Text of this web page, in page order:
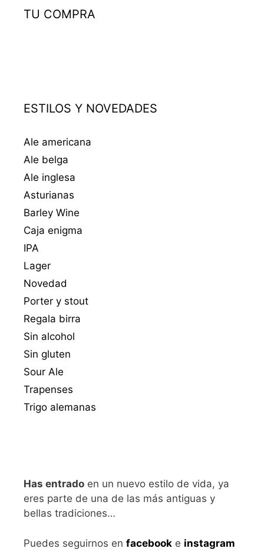
TU COMPRA
ESTILOS Y NOVEDADES
Ale americana
Ale belga
Ale inglesa
Asturianas
Barley Wine
Caja enigma
IPA
Lager
Novedad
Porter y stout
Regala birra
Sin alcohol
Sin gluten
Sour Ale
Trapenses
Trigo alemanas
Has entrado en un nuevo estilo de vida, ya
eres parte de una de las más antiguas y
bellas tradiciones…
Puedes seguirnos en facebook e instagram